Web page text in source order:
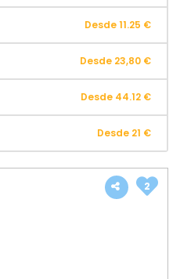
Desde 11.25 €
Desde 23,80 €
Desde 44.12 €
Desde 21 €
2